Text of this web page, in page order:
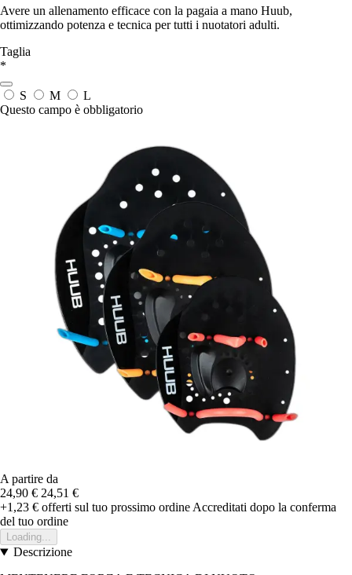
Avere un allenamento efficace con la pagaia a mano Huub,
ottimizzando potenza e tecnica per tutti i nuotatori adulti.
Taglia
*
S M
L
Questo campo è obbligatorio
A partire da
24,90 € 24,51 €
+1,23 € offerti sul tuo prossimo ordine Accreditati dopo la conferma
del tuo ordine
Loading...
Descrizione